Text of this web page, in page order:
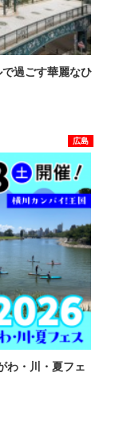
過ごす華麗なひ
広島
わ・川・夏フェ